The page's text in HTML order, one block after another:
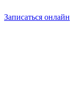
Записаться онлайн